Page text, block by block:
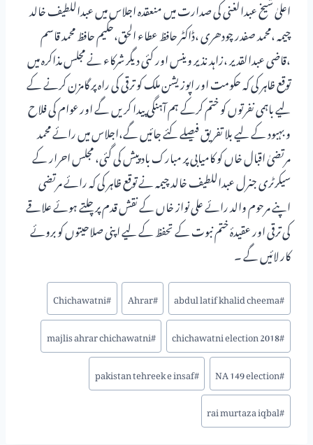
اعلیٰ شیخ عبدالغنی کی صدارت میں منعقدہ اجلاس میں عبداللطیف خالد
چیمہ ،محمد صفدر چودھری ،ڈاکٹر حافظ عطاء الحق،حکیم حافظ محمد قاسم
،قاضی عبدالقدیر ،زاہد نذیر وینس اور کئی دیگر شرکاء نے مجلس مذاکرہ میں
توقع ظاہر کی کہ حکومت اور اپوزیشن ملک کو ترقی کی راہ پر گامزن کرنے کے
لیے باہمی نفرتوں کو ختم کرکے ہم آہنگی پیدا کریں گے اور عوام کی فلاح
و بہبود کے لیے بلا تفریق فیصلے کئے جائیں گے،اجلاس میں رائے محمد
مرتضیٰ اقبال خاں کو کامیابی پر مبارک باد پیش کی گئی، مجلس احرار کے
سیکرٹری جنرل عبداللطیف خالد چیمہ نے توقع ظاہر کی کہ رائے مرتضی
اپنے مرحوم والد رائے علی نواز خاں کے نقش قدم پر چلتے ہوئے علاقے
کی ترقی اور عقیدۂ ختم نبوت کے تحفظ کے لیے اپنی صلاحیتوں کو بروئے
کار لائیں گے ۔
#
abdul latif khalid cheema
#
Ahrar
#
Chichawatni
#
chichawatni election 2018
#
majlis ahrar chichawatni
#
NA 149 election
#
pakistan tehreek e insaf
#
rai murtaza iqbal